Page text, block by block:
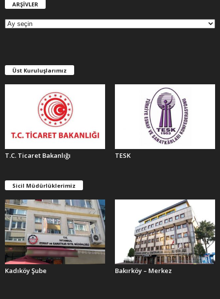
ARŞİVLER
E
R
Üst Kuruluşlarımız
T.C. Ticaret Bakanlığı TESK
Sicil Müdürlüklerimiz
Kadıköy Şube Bakırköy – Merkez